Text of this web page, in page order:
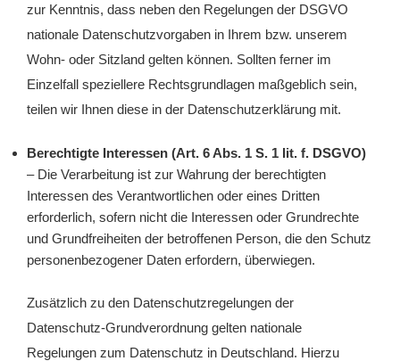
zur Kenntnis, dass neben den Regelungen der DSGVO
nationale Datenschutzvorgaben in Ihrem bzw. unserem
Wohn- oder Sitzland gelten können. Sollten ferner im
Einzelfall speziellere Rechtsgrundlagen maßgeblich sein,
teilen wir Ihnen diese in der Datenschutzerklärung mit.
Berechtigte Interessen (Art. 6 Abs. 1 S. 1 lit. f. DSGVO)
– Die Verarbeitung ist zur Wahrung der berechtigten
Interessen des Verantwortlichen oder eines Dritten
erforderlich, sofern nicht die Interessen oder Grundrechte
und Grundfreiheiten der betroffenen Person, die den Schutz
personenbezogener Daten erfordern, überwiegen.
Zusätzlich zu den Datenschutzregelungen der
Datenschutz-Grundverordnung gelten nationale
Regelungen zum Datenschutz in Deutschland. Hierzu